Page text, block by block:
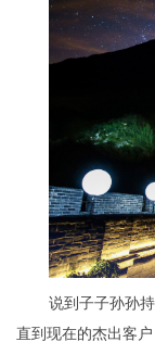
说到子子孙孙
直到现在的杰出客户